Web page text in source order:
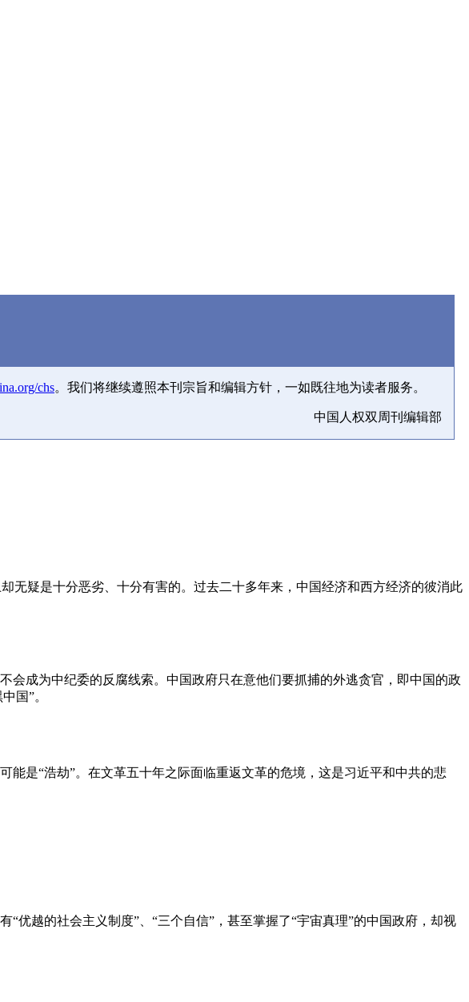
chs。我们将继续遵照本刊宗旨和编辑方针，一如既往地为读者服务。
中国人权双周刊编辑部
无疑是十分恶劣、十分有害的。过去二十多年来，中国经济和西方经济的彼消此
会成为中纪委的反腐线索。中国政府只在意他们要抓捕的外逃贪官，即中国的政
国”。
是“浩劫”。在文革五十年之际面临重返文革的危境，这是习近平和中共的悲
优越的社会主义制度”、“三个自信”，甚至掌握了“宇宙真理”的中国政府，却视